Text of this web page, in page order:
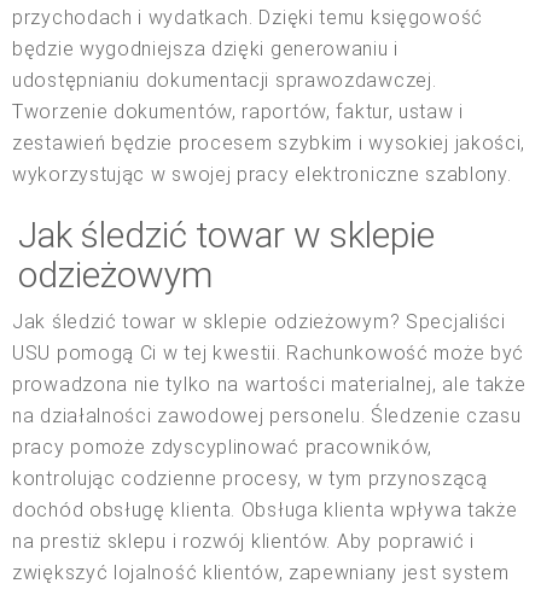
przychodach i wydatkach. Dzięki temu księgowość
będzie wygodniejsza dzięki generowaniu i
udostępnianiu dokumentacji sprawozdawczej.
Tworzenie dokumentów, raportów, faktur, ustaw i
zestawień będzie procesem szybkim i wysokiej jakości,
wykorzystując w swojej pracy elektroniczne szablony.
Jak śledzić towar w sklepie
odzieżowym
Jak śledzić towar w sklepie odzieżowym? Specjaliści
USU pomogą Ci w tej kwestii. Rachunkowość może być
prowadzona nie tylko na wartości materialnej, ale także
na działalności zawodowej personelu. Śledzenie czasu
pracy pomoże zdyscyplinować pracowników,
kontrolując codzienne procesy, w tym przynoszącą
dochód obsługę klienta. Obsługa klienta wpływa także
na prestiż sklepu i rozwój klientów. Aby poprawić i
zwiększyć lojalność klientów, zapewniany jest system